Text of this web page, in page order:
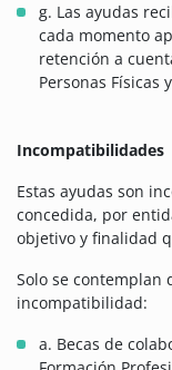
g. Las ayudas
cada momento
retención a
Personas Físicas
Incompatibilidades
Estas ayudas son
concedida, por
objetivo y finalidad
Solo se contemplan
incompatibilidad:
a. Becas de